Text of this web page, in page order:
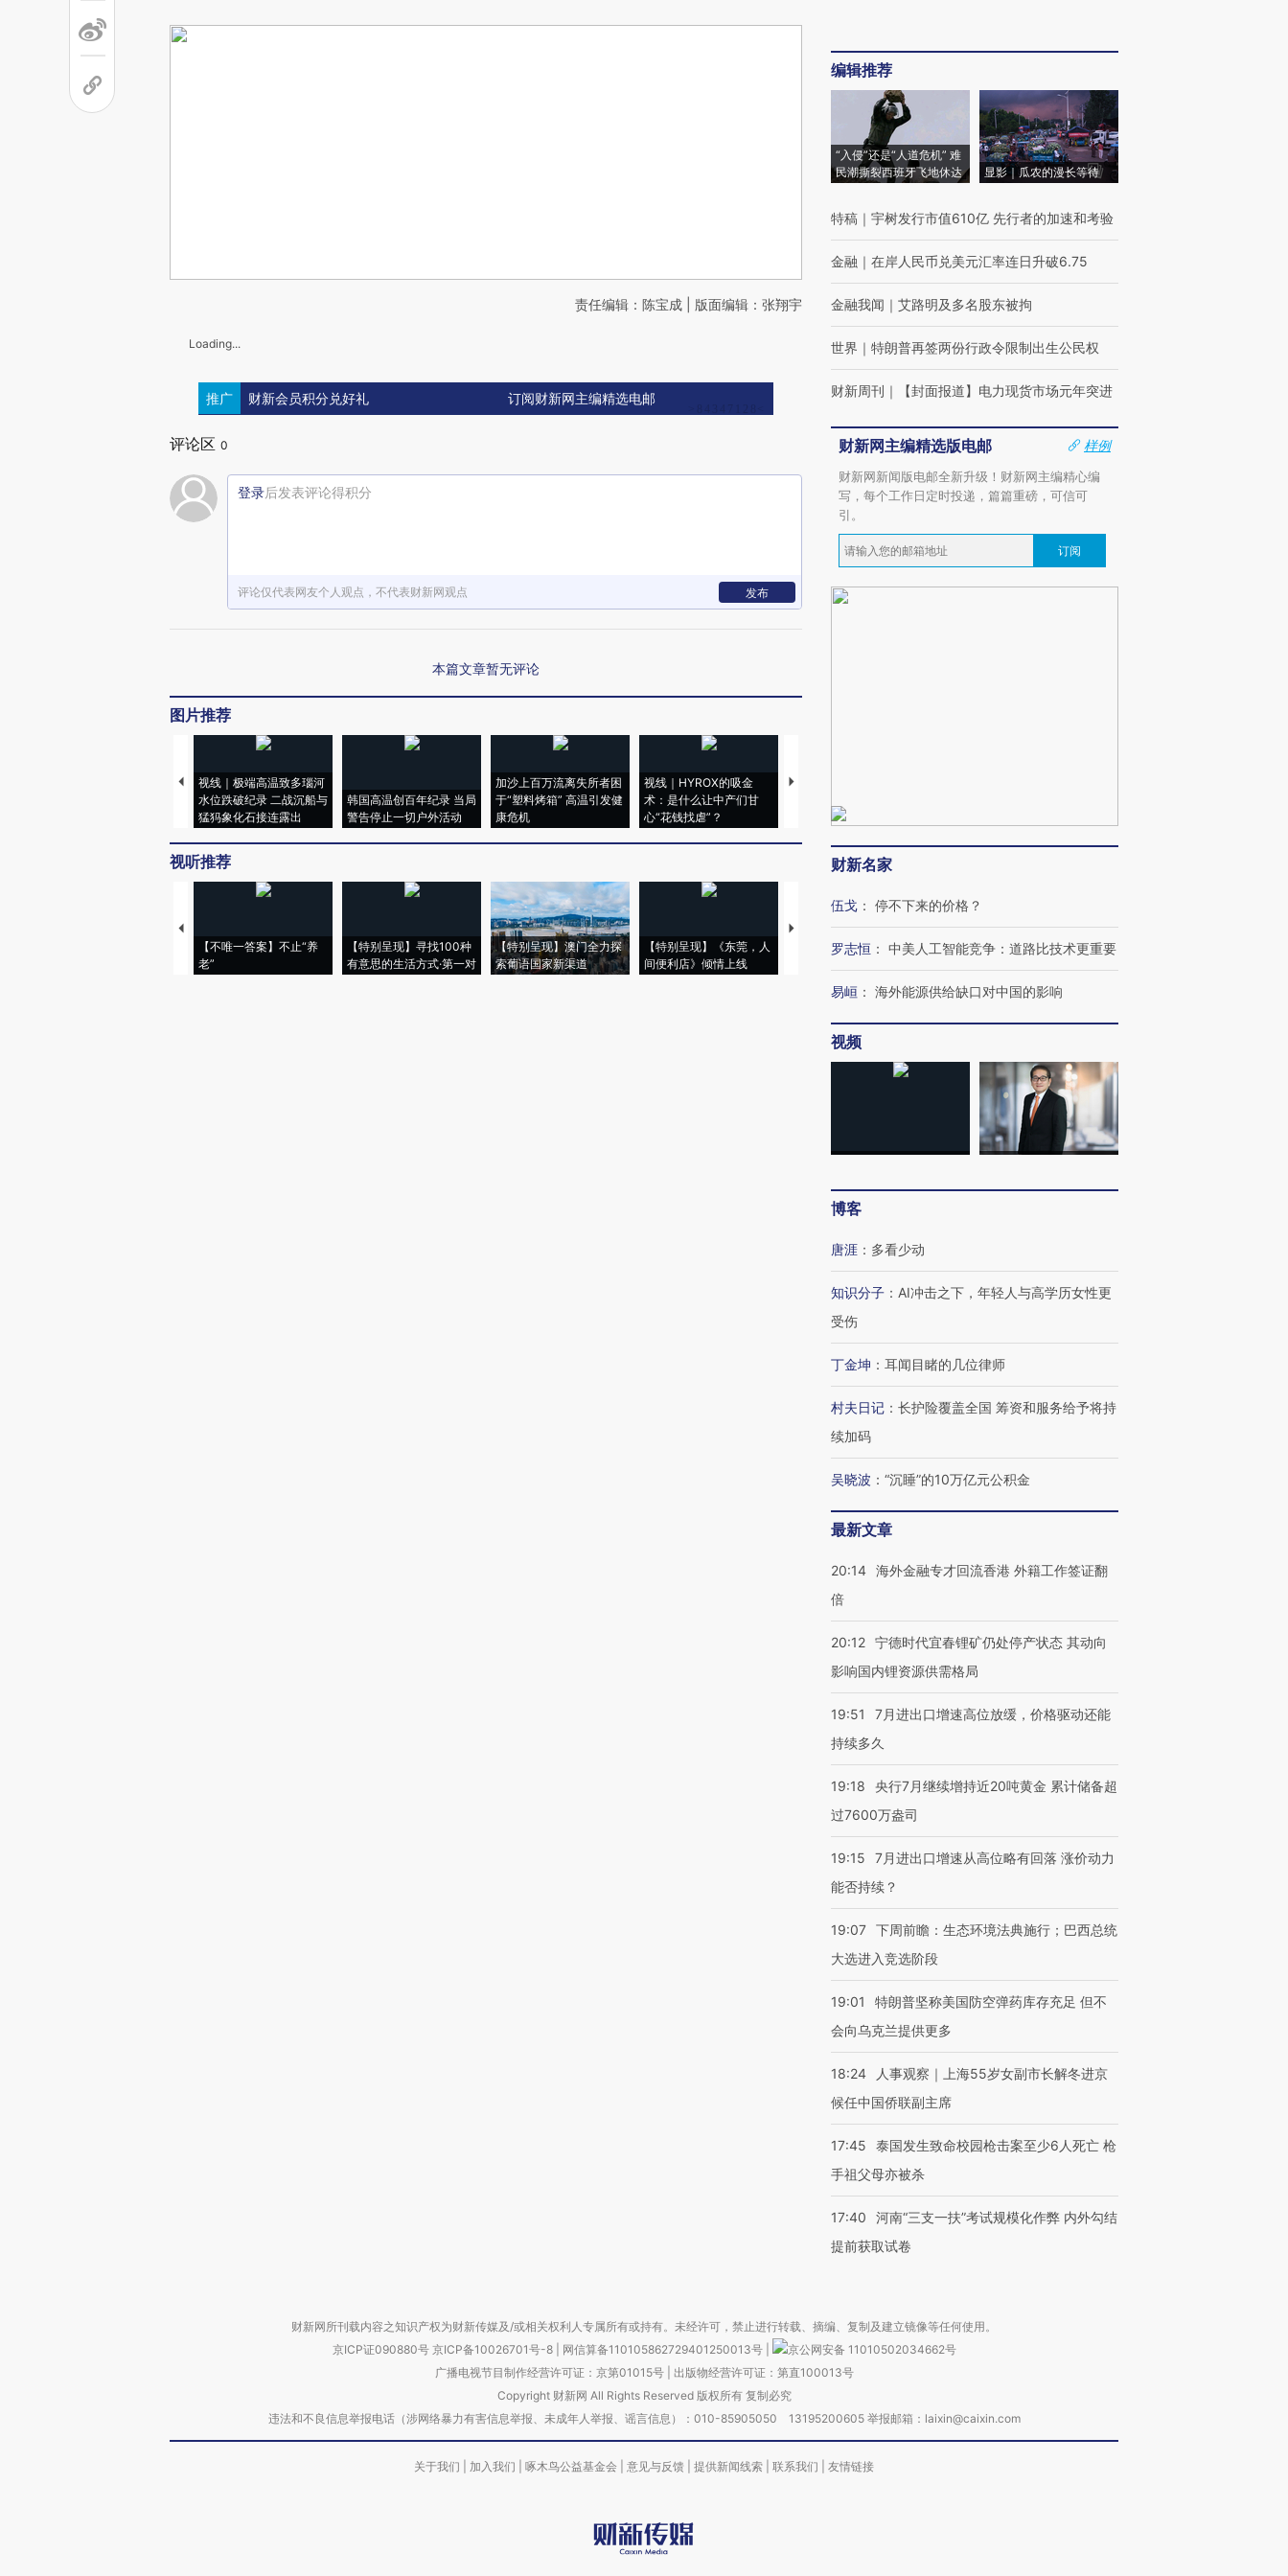
责任编辑：陈宝成 | 版面编辑：张翔宇
Loading...
推广 财新会员积分兑好礼 订阅财新网主编精选电邮
评论区 0
登录后发表评论得积分
评论仅代表网友个人观点，不代表财新网观点 发布
本篇文章暂无评论
图片推荐
视线｜极端高温致多瑙河
水位跌破纪录 二战沉船与
猛犸象化石接连露出
韩国高温创百年纪录 当局
警告停止一切户外活动
加沙上百万流离失所者困
于“塑料烤箱” 高温引发健
康危机
视线｜HYROX的吸金
术：是什么让中产们甘
心“花钱找虐”？
马航飞行员跨国走私7万
视听推荐
【不唯一答案】不止“养
老”
【特别呈现】寻找100种
有意思的生活方式·第一对
【特别呈现】澳门全力探
索葡语国家新渠道
【特别呈现】《东莞，人
间便利店》倾情上线
【推广】走进第四届链博
会，让数智科技“链”接产
【特别呈现】寻找100种
【商旅对话】华住集团
CFO：不靠规模取胜，华
编辑推荐
“入侵”还是“人道危机” 难
民潮撕裂西班牙飞地休达
显影｜瓜农的漫长等待
特稿 ｜ 宇树发行市值610亿 先行者的加速和考验
金融 ｜ 在岸人民币兑美元汇率连日升破6.75
金融我闻 ｜ 艾路明及多名股东被拘
世界 ｜ 特朗普再签两份行政令限制出生公民权
财新周刊 ｜ 【封面报道】电力现货市场元年突进
财新网主编精选版电邮
样例
财新网新闻版电邮全新升级！财新网主编精心编
写，每个工作日定时投递，篇篇重磅，可信可
引。
订阅
财新名家
伍戈 ： 停不下来的价格？
罗志恒 ： 中美人工智能竞争：道路比技术更重要
易峘 ： 海外能源供给缺口对中国的影响
视频
博客
唐涯 ： 多看少动
知识分子 ： AI冲击之下，年轻人与高学历女性更
受伤
丁金坤 ： 耳闻目睹的几位律师
村夫日记 ： 长护险覆盖全国 筹资和服务给予将持
续加码
吴晓波 ： “沉睡”的10万亿元公积金
最新文章
20:14 海外金融专才回流香港 外籍工作签证翻
倍
20:12 宁德时代宜春锂矿仍处停产状态 其动向
影响国内锂资源供需格局
19:51
7月进出口增速高位放缓，价格驱动还能
持续多久
19:18
央行7月继续增持近20吨黄金 累计储备超
过7600万盎司
19:15
7月进出口增速从高位略有回落 涨价动力
能否持续？
19:07 下周前瞻：生态环境法典施行；巴西总统
大选进入竞选阶段
19:01
特朗普坚称美国防空弹药库存充足 但不
会向乌克兰提供更多
18:24
人事观察｜上海55岁女副市长解冬进京
候任中国侨联副主席
17:45
泰国发生致命校园枪击案至少6人死亡 枪
手祖父母亦被杀
17:40
河南“三支一扶”考试规模化作弊 内外勾结
提前获取试卷
财新网所刊载内容之知识产权为财新传媒及/或相关权利人专属所有或持有。未经许可，禁止进行转载、摘编、复制及建立镜像等任何使用。
京ICP证090880号 京ICP备10026701号-8 网信算备110105862729401250013号
京公网安备 11010502034662号
广播电视节目制作经营许可证：京第01015号| 出版物经营许可证：第直100013号
Copyright 财新网 All Rights Reserved 版权所有 复制必究
违法和不良信息举报电话（涉网络暴力有害信息举报、未成年人举报、谣言信息）：010-85905050 13195200605 举报邮箱：laixin@caixin.com
关于我们 加入我们 啄木鸟公益基金会 意见与反馈 提供新闻线索 联系我们 友情链接